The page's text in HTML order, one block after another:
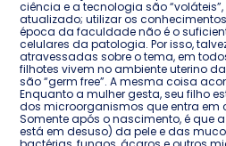
ciência e a tecnologia são
atualizado; utilizar os
época da faculdade não é o
celulares da patologia. Por isso,
atravessadas sobre o tema, em
filhotes vivem no ambiente uterino
são “germ free”. A mesma coisa
Enquanto a mulher gesta, seu filho
dos microorganismos que entra em
Somente após o nascimento, é que
está em desuso) da pele e das